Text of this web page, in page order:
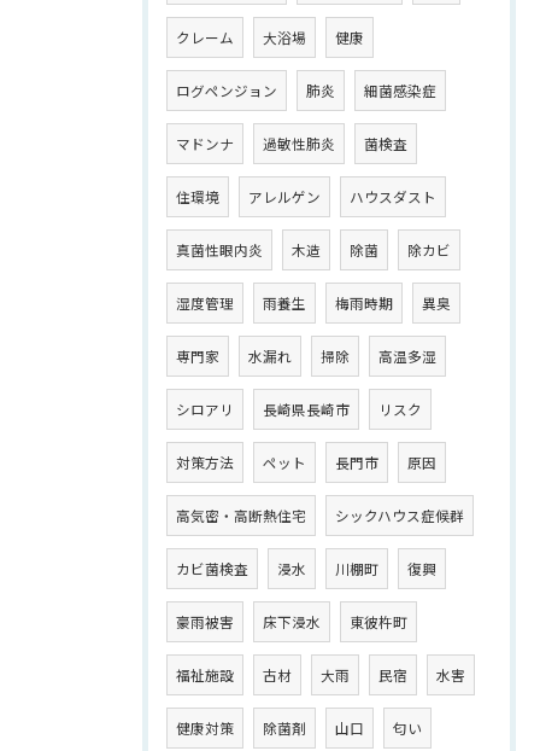
クレーム 大浴場 健康
ログペンジョン 肺炎 細菌感染症
マドンナ 過敏性肺炎 菌検査
住環境 アレルゲン ハウスダスト
真菌性眼内炎 木造 除菌 除カビ
湿度管理 雨養生 梅雨時期 異臭
専門家 水漏れ 掃除 高温多湿
シロアリ 長崎県長崎市 リスク
対策方法 ペット 長門市 原因
高気密・高断熱住宅 シックハウス症候群
カビ菌検査 浸水 川棚町 復興
豪雨被害 床下浸水 東彼杵町
福祉施設 古材 大雨 民宿 水害
健康対策 除菌剤 山口 匂い